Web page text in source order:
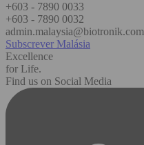
+603 - 7890 0033
+603 - 7890 0032
admin.malaysia@biotronik.com
Subscrever Malásia
Excellence
for Life.
Find us on Social Media